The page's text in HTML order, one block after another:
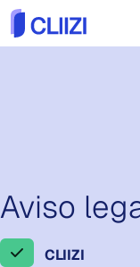
Aviso
CLIIZI